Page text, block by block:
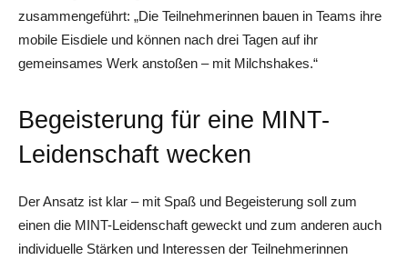
zusammengeführt: „Die Teilnehmerinnen bauen in Teams ihre
mobile Eisdiele und können nach drei Tagen auf ihr
gemeinsames Werk anstoßen – mit Milchshakes.“
Begeisterung für eine MINT-
Leidenschaft wecken
Der Ansatz ist klar – mit Spaß und Begeisterung soll zum
einen die MINT-Leidenschaft geweckt und zum anderen auch
individuelle Stärken und Interessen der Teilnehmerinnen